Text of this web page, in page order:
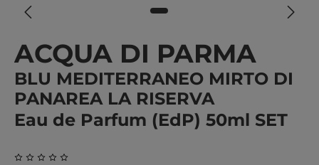
ACQUA DI PARMA
BLU MEDITERRANEO MIRTO DI
PANAREA LA RISERVA
Eau de Parfum (EdP) 50ml SET